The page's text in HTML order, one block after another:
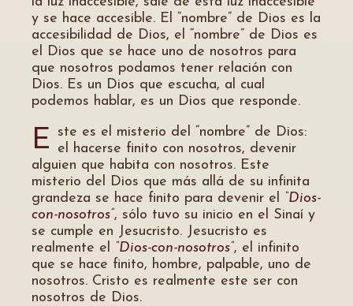
y se hace accesible. El “nombre” de Dios es la
accesibilidad de Dios, el “nombre” de Dios es
el Dios que se hace uno de nosotros para
que nosotros podamos tener relación con
Dios. Es un Dios que escucha, al cual
podemos hablar, es un Dios que responde.
E
ste es el misterio del “nombre” de Dios:
el hacerse finito con nosotros, devenir
alguien que habita con nosotros. Este
misterio del Dios que más allá de su infinita
grandeza se hace finito para devenir el
“Dios-
con-nosotros”, sólo tuvo su inicio en el Sinaí y
se cumple en Jesucristo. Jesucristo es
realmente el
“Dios-con-nosotros”, el infinito
que se hace finito, hombre, palpable, uno de
nosotros. Cristo es realmente este ser con
nosotros de Dios.